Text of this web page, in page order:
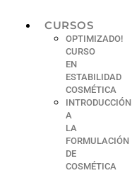
CURSOS
OPTIMIZADO!
CURSO
EN
ESTABILIDAD
COSMÉTICA
INTRODUCCIÓN
A
LA
FORMULACIÓN
DE
COSMÉTICA